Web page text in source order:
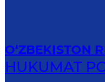
O‘ZBEKISTON
HUKUMAT